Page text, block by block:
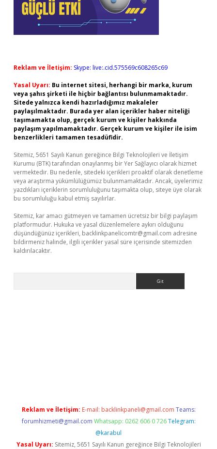
Reklam ve İletişim: Skype: live:.cid.575569c608265c69
Yasal Uyarı: Bu internet sitesi, herhangi bir marka, kurum
veya şahıs şirketi ile hiçbir bağlantısı bulunmamaktadır.
Sitede yalnızca kendi hazırladığımız makaleler
paylaşılmaktadır. Burada yer alan içerikler haber niteliği
taşımamakta olup, gerçek kurum ve kişiler hakkında
paylaşım yapılmamaktadır. Gerçek kurum ve kişiler ile isim
benzerlikleri tamamen tesadüfidir.
Sitemiz, 5651 Sayılı Kanun gereğince Bilgi Teknolojileri ve İletişim
Kurumu (BTK) tarafından onaylanmış bir Yer Sağlayıcı olarak hizmet
vermektedir. Bu nedenle, sitedeki içerikleri proaktif olarak denetleme
veya araştırma yükümlülüğümüz bulunmamaktadır. Ancak, üyelerimiz
yazdıkları içeriklerin sorumluluğunu taşımakta olup, siteye üye olarak
bu sorumluluğu kabul etmiş sayılırlar.
Sitemiz, kar amacı gütmeyen ve tamamen ücretsiz bir bilgi paylaşım
platformudur. Hukuka ve yasal düzenlemelere aykırı olduğunu
düşündüğünüz içerikleri, backlinkpanelicomtr@gmail.com adresine
bildirmeniz halinde, ilgili içerikler yasal süre içerisinde sitemizden
kaldırılacaktır.
Reklam ve İletişim: E-mail: backlinkpaneli@gmail.com Teams:
forumhizmeti@gmail.com Whatsapp: 0262 606 0 726 Telegram:
@karabul
Yasal Uyarı: Sitemiz, 5651 Sayılı Kanun gereğince Bilgi Teknolojileri